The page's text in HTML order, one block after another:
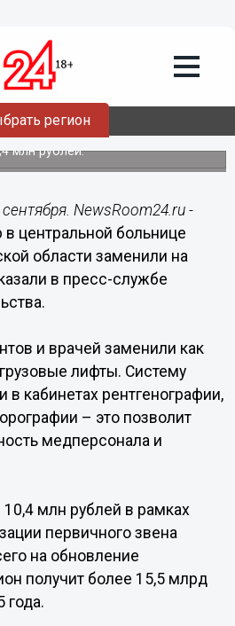
регион
ЦРБ в
области
млн рублей.
NewsRoom24.ru -
центральной больнице
области заменили на
в пресс-службе
и врачей заменили как
лифты. Систему
в кабинетах рентгенографии,
– это позволит
медперсонала и
млн рублей в рамках
первичного звена
на обновление
получит более 15,5 млрд
года.